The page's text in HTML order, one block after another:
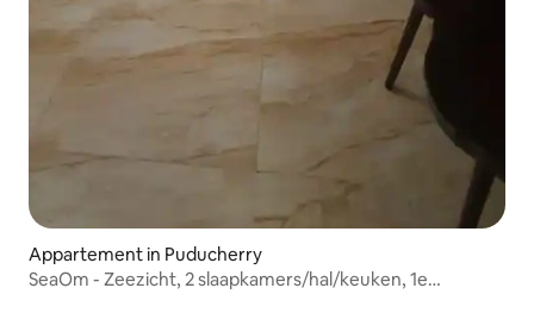
Appartement in Puducherry
SeaOm - Zeezicht, 2 slaapkamers/hal/keuken, 1e